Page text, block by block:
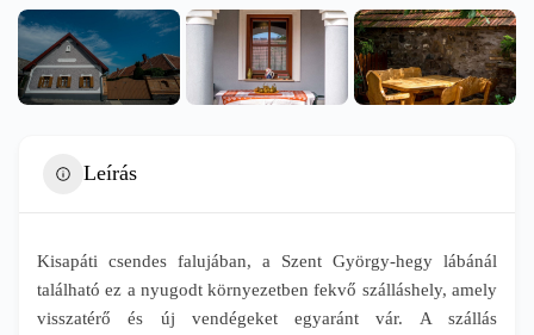
Leírás
Kisapáti csendes falujában, a Szent György-hegy lábánál
található ez a nyugodt környezetben fekvő szálláshely, amely
visszatérő és új vendégeket egyaránt vár. A szállás